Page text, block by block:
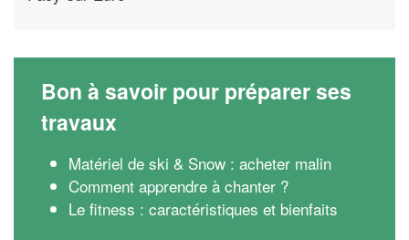
Bon à savoir pour préparer ses
travaux
Matériel de ski & Snow : acheter malin
Comment apprendre à chanter ?
Le fitness : caractéristiques et bienfaits